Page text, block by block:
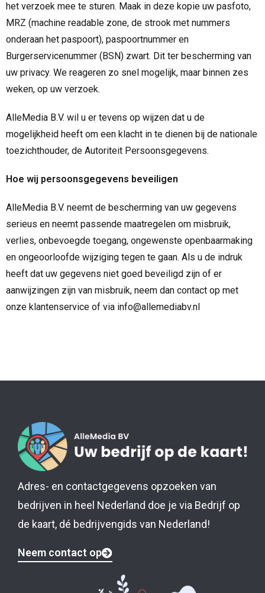
het verzoek mee te sturen. Maak in deze kopie uw pasfoto,
MRZ (machine readable zone, de strook met nummers
onderaan het paspoort), paspoortnummer en
Burgerservicenummer (BSN) zwart. Dit ter bescherming van
uw privacy. We reageren zo snel mogelijk, maar binnen zes
weken, op uw verzoek.
AlleMedia B.V. wil u er tevens op wijzen dat u de
mogelijkheid heeft om een klacht in te dienen bij de nationale
toezichthouder, de Autoriteit Persoonsgegevens.
Hoe wij persoonsgegevens beveiligen
AlleMedia B.V. neemt de bescherming van uw gegevens
serieus en neemt passende maatregelen om misbruik,
verlies, onbevoegde toegang, ongewenste openbaarmaking
en ongeoorloofde wijziging tegen te gaan. Als u de indruk
heeft dat uw gegevens niet goed beveiligd zijn of er
aanwijzingen zijn van misbruik, neem dan contact op met
onze klantenservice of via info@allemediabv.nl
Adres- en contactgegevens opzoeken van
bedrijven in heel Nederland doe je via Bedrijf op
de kaart, dé bedrijvengids van Nederland!
Neem contact op